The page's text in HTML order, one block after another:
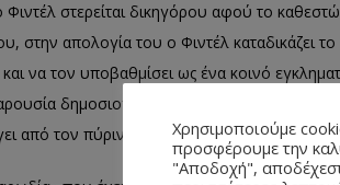
Φιντέλ στερείται δικηγόρου αφού το
στην απολογία του ο Φιντέλ καταδικάζει
να τον υποβαθμίσει ως ένα κοινό
δημοσιογράφων και ισχυρής
από τον πύρινο λόγο του.Χρησιμοποιούμε
προσφέρουμε την
"Αποδοχή",